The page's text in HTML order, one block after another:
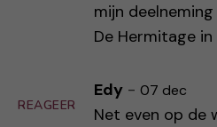
mijn
De Hermitage
REAGEER
Edy - 07 dec
Net even op de